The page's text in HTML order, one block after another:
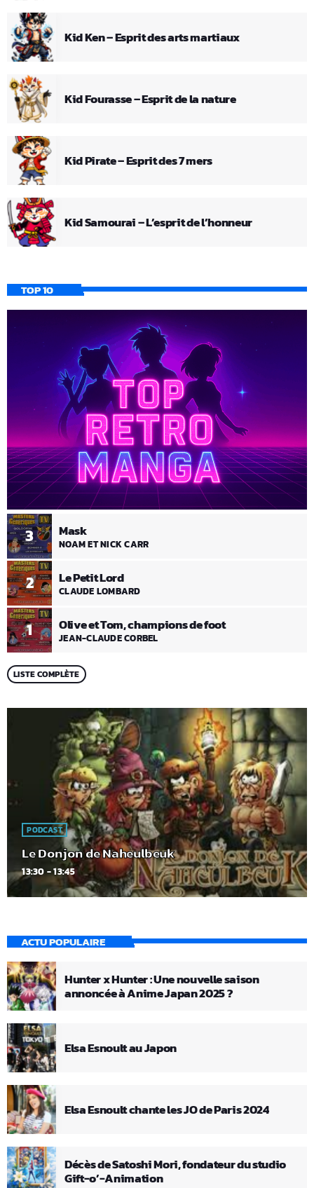
Kid Ken – Esprit des arts martiaux
Kid Fourasse – Esprit de la nature
Kid Pirate – Esprit des 7 mers
Kid Samourai – L’esprit de l’honneur
TOP 10
1 Olive et Tom, champions de foot
JEAN-CLAUDE CORBEL
2 Le Petit Lord
CLAUDE LOMBARD
3 Mask
NOAM ET NICK CARR
LISTE COMPLÈTE
PODCAST
Le Donjon de Naheulbeuk
13:30 - 13:45
ACTU POPULAIRE
Hunter x Hunter : Une nouvelle saison
annoncée à Anime Japan 2025 ?
Elsa Esnoult au Japon
Elsa Esnoult chante les JO de Paris 2024
Décès de Satoshi Mori, fondateur du studio
Gift-o’-Animation